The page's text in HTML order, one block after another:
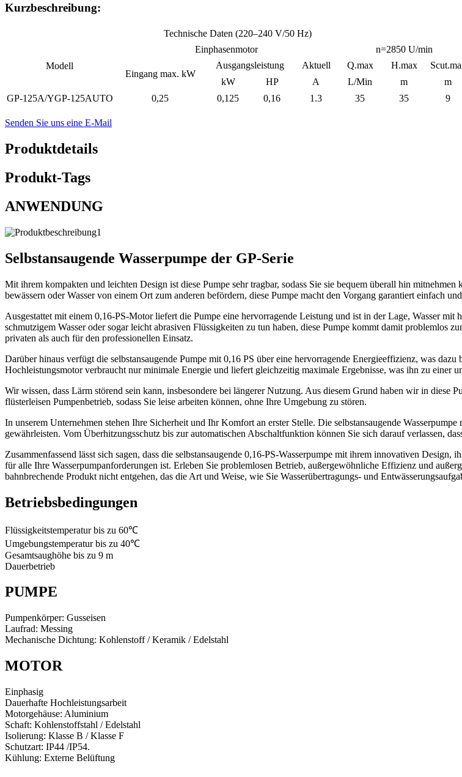
Kurzbeschreibung:
Technische Daten (220–240 V/50 Hz)
Modell
Einphasenmotor n=2850 U/min
Eingang max. kW
Ausgangsleistung Aktuell Q.max H.max
kW
HP A L/Min m
m
GP-125A/YGP-125AUTO
0,25 0,125 0,16 1.3 35 35 9
Senden Sie uns eine E-Mail
Produktdetails
Produkt-Tags
ANWENDUNG
Selbstansaugende Wasserpumpe der GP-Serie
Mit ihrem kompakten und leichten Design ist diese Pumpe sehr tragbar, sodass Sie sie bequem überall hin
bewässern oder Wasser von einem Ort zum anderen befördern, diese Pumpe macht den Vorgang garantiert einfach
Ausgestattet mit einem 0,16-PS-Motor liefert die Pumpe eine hervorragende Leistung und ist in der Lage, Wasser
schmutzigem Wasser oder sogar leicht abrasiven Flüssigkeiten zu tun haben, diese Pumpe kommt damit
privaten als auch für den professionellen Einsatz.
Darüber hinaus verfügt die selbstansaugende Pumpe mit 0,16 PS über eine hervorragende Energieeffizienz, was
Hochleistungsmotor verbraucht nur minimale Energie und liefert gleichzeitig maximale Ergebnisse, was ihn zu einer
Wir wissen, dass Lärm störend sein kann, insbesondere bei längerer Nutzung. Aus diesem Grund haben wir in diese
flüsterleisen Pumpenbetrieb, sodass Sie leise arbeiten können, ohne Ihre Umgebung zu stören.
In unserem Unternehmen stehen Ihre Sicherheit und Ihr Komfort an erster Stelle. Die selbstansaugende
gewährleisten. Vom Überhitzungsschutz bis zur automatischen Abschaltfunktion können Sie sich darauf verlassen,
Zusammenfassend lässt sich sagen, dass die selbstansaugende 0,16-PS-Wasserpumpe mit ihrem innovativen
für alle Ihre Wasserpumpanforderungen ist. Erleben Sie problemlosen Betrieb, außergewöhnliche Effizienz und
bahnbrechende Produkt nicht entgehen, das die Art und Weise, wie Sie Wasserübertragungs- und
Betriebsbedingungen
Flüssigkeitstemperatur bis zu 60℃
Umgebungstemperatur bis zu 40℃
Gesamtsaughöhe bis zu 9 m
Dauerbetrieb
PUMPE
Pumpenkörper: Gusseisen
Laufrad: Messing
Mechanische Dichtung: Kohlenstoff / Keramik / Edelstahl
MOTOR
Einphasig
Dauerhafte Hochleistungsarbeit
Motorgehäuse: Aluminium
Schaft: Kohlenstoffstahl / Edelstahl
Isolierung: Klasse B / Klasse F
Schutzart: IP44 /IP54.
Kühlung: Externe Belüftung